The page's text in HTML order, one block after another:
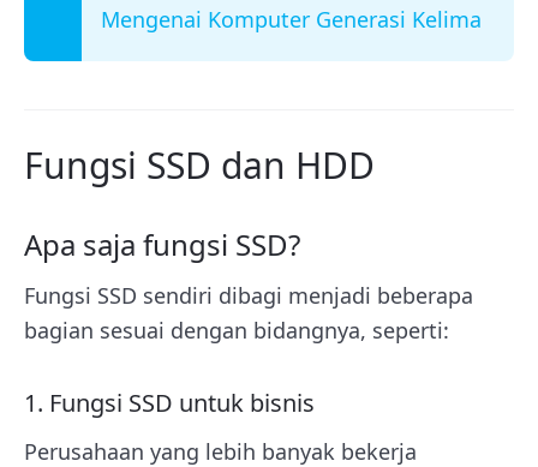
Mengenai Komputer Generasi Kelima
Fungsi SSD dan HDD
Apa saja fungsi SSD?
Fungsi SSD sendiri dibagi menjadi beberapa
bagian sesuai dengan bidangnya, seperti:
1. Fungsi SSD untuk bisnis
Perusahaan yang lebih banyak bekerja